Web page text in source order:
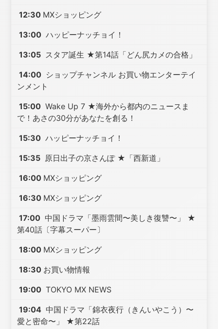
12:30 MXショッピング
13:00 ハッピーナッチョイ！
13:05 スタア誕生 ★第14話「どん尻カメの合格」
14:00 ショップチャンネル お買い物エンターテイ
ンメント
15:00 Wake Up 7 ★海外から都内のニュースま
で！あさの30分があなたを創る！
15:30 ハッピーナッチョイ！
15:35 原日出子の京さんぽ ★「西新道」
16:00 MXショッピング
16:30 MXショッピング
17:00 中国ドラマ「墨雨雲間〜美しき復讐〜」 ★
第40話〔字幕スーパー〕
18:00 MXショッピング
18:30 お買い物情報
19:00 TOKYO MX NEWS
19:04 中国ドラマ「錦衣夜行（きんいやこう）〜
愛と密命〜」 ★第22話